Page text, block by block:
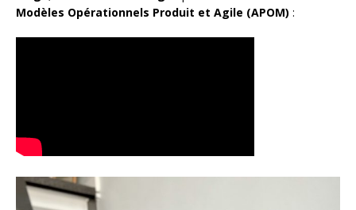
Modèles Opérationnels Produit et Agile (APOM) :